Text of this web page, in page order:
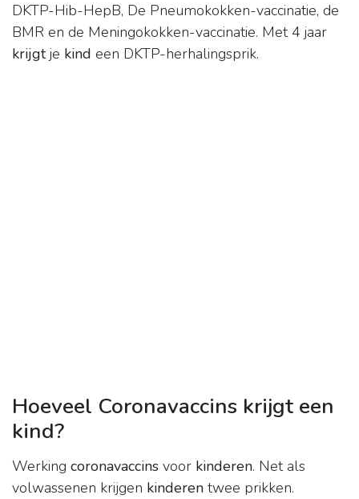
DKTP-Hib-HepB, De Pneumokokken-vaccinatie, de
BMR en de Meningokokken-vaccinatie. Met 4 jaar
krijgtje kind een DKTP-herhalingsprik.
Hoeveel Coronavaccins krijgt een
kind?
Werking coronavaccins voor kinderen. Net als
volwassenen krijgen kinderen twee prikken.